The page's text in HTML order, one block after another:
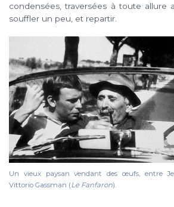
condensées, traversées à toute allure
souffler un peu, et repartir.
Un vieux paysan vendant des œufs, entre
Vittorio Gassman (Le Fanfaron).